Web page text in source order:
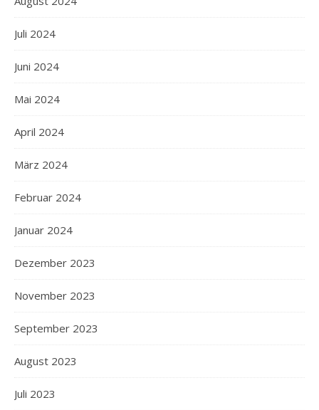
Juli 2024
Juni 2024
Mai 2024
April 2024
März 2024
Februar 2024
Januar 2024
Dezember 2023
November 2023
September 2023
August 2023
Juli 2023